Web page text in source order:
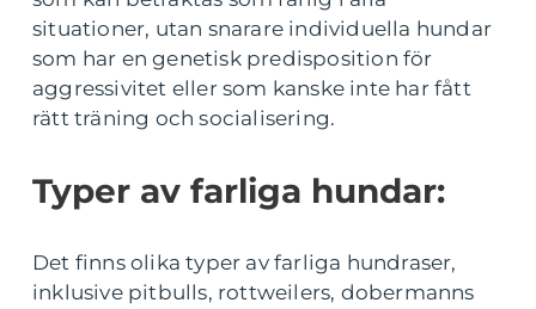
situationer, utan snarare individuella hundar
som har en genetisk predisposition för
aggressivitet eller som kanske inte har fått
rätt träning och socialisering.
Typer av farliga hundar:
Det finns olika typer av farliga hundraser,
inklusive pitbulls, rottweilers, dobermanns